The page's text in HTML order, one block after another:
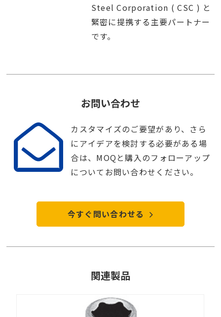
Steel Corporation ( CSC ) と
緊密に提携する主要パートナー
です。
お問い合わせ
カスタマイズのご要望があり、さら
にアイデアを検討する必要がある場
合は、MOQと購入のフォローアップ
についてお問い合わせください。
今すぐ問い合わせる
関連製品